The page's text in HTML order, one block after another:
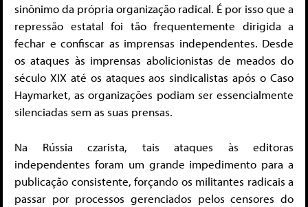
sinônimo da própria organização radical. É por isso que a
repressão estatal foi tão frequentemente dirigida a
fechar e confiscar as imprensas independentes. Desde
os ataques às imprensas abolicionistas de meados do
século XIX até os ataques aos sindicalistas após o Caso
Haymarket, as organizações podiam ser essencialmente
silenciadas sem as suas prensas.
Na Rússia czarista, tais ataques às editoras
independentes foram um grande impedimento para a
publicação consistente, forçando os militantes radicais a
passar por processos gerenciados pelos censores do